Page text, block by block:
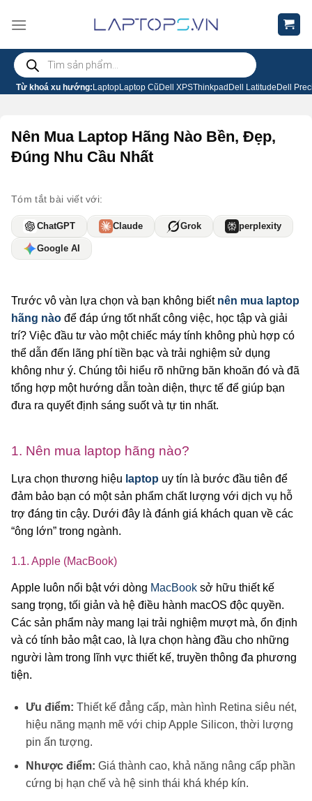
đến
dungTìm
kiếm
sản
phẩm
Từ khoá xu hướng: LaptopLaptop Cũ Dell XPSThinkpad Dell Latitude Dell
Nên Mua Laptop Hãng Nào Bền, Đẹp,
Đúng Nhu Cầu Nhất
Tóm tắt bài viết với:
ChatGPT Claude Grok perplexity
Google AI
Trước vô vàn lựa chọn và bạn không biết nên mua laptop
hãng nào để đáp ứng tốt nhất công việc, học tập và giải
trí? Việc đầu tư vào một chiếc máy tính không phù hợp có
thể dẫn đến lãng phí tiền bạc và trải nghiệm sử dụng
không như ý. Chúng tôi hiểu rõ những băn khoăn đó và đã
tổng hợp một hướng dẫn toàn diện, thực tế để giúp bạn
đưa ra quyết định sáng suốt và tự tin nhất.
1. Nên mua laptop hãng nào?
Lựa chọn thương hiệu laptop uy tín là bước đầu tiên để
đảm bảo bạn có một sản phẩm chất lượng với dịch vụ hỗ
trợ đáng tin cậy. Dưới đây là đánh giá khách quan về các
“ông lớn” trong ngành.
1.1. Apple (MacBook)
Apple luôn nổi bật với dòng MacBook sở hữu thiết kế
sang trọng, tối giản và hệ điều hành macOS độc quyền.
Các sản phẩm này mang lại trải nghiệm mượt mà, ổn định
và có tính bảo mật cao, là lựa chọn hàng đầu cho những
người làm trong lĩnh vực thiết kế, truyền thông đa phương
tiện.
Ưu điểm: Thiết kế đẳng cấp, màn hình Retina siêu nét,
hiệu năng mạnh mẽ với chip Apple Silicon, thời lượng
pin ấn tượng.
Nhược điểm: Giá thành cao, khả năng nâng cấp phần
cứng bị hạn chế và hệ sinh thái khá khép kín.